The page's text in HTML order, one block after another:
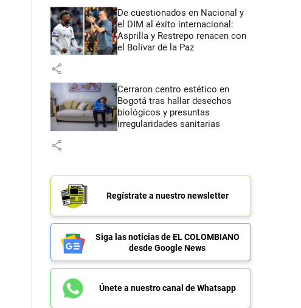
De cuestionados en Nacional y
el DIM al éxito internacional:
Asprilla y Restrepo renacen con
el Bolívar de la Paz
share
Cerraron centro estético en
Bogotá tras hallar desechos
biológicos y presuntas
irregularidades sanitarias
share
Regístrate a nuestro newsletter
Siga las noticias de EL COLOMBIANO
desde Google News
Únete a nuestro canal de Whatsapp